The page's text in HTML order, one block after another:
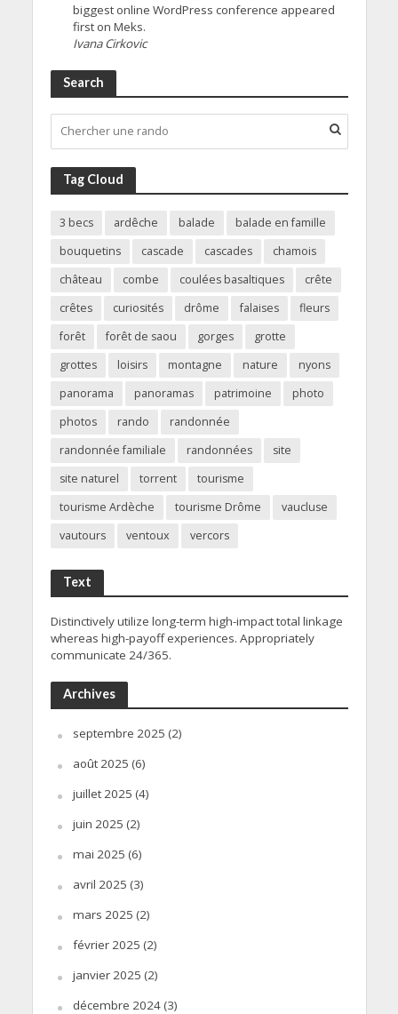
biggest online WordPress conference appeared
first on Meks.
Ivana Cirkovic
Search
Tag Cloud
3 becs ardêche balade
balade en famille
bouquetins
cascade cascades
chamois
château
combe coulées basaltiques
crête
crêtes
curiosités drôme falaises
fleurs
forêt
forêt de saou gorges
grotte
grottes
loisirs montagne nature
nyons
panorama
panoramas patrimoine
photo
photos
rando
randonnée
randonnée familiale
randonnées
site
site naturel
torrent
tourisme
tourisme Ardèche
tourisme Drôme
vaucluse
vautours
ventoux vercors
Text
Distinctively utilize long-term high-impact total linkage
whereas high-payoff experiences. Appropriately
communicate 24/365.
Archives
septembre 2025 (2)
août 2025 (6)
juillet 2025 (4)
juin 2025 (2)
mai 2025 (6)
avril 2025 (3)
mars 2025 (2)
février 2025 (2)
janvier 2025 (2)
décembre 2024(3)